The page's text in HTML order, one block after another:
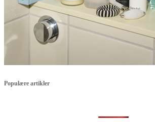
Populære artikler